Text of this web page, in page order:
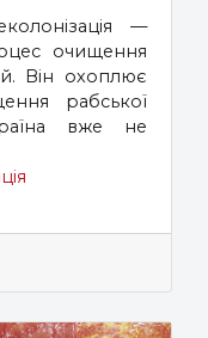
—
очищення
Він охоплює
рабської
вже не